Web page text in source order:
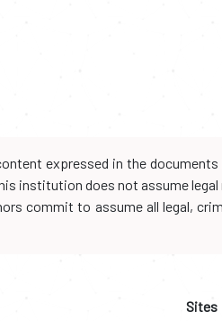
expressed in the
institution does not assume
commit to assume all legal,
Sites